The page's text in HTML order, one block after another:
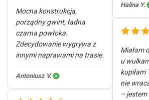
Mocna konstrukcja,
porządny gwint, ładna
czarna powłoka.
Zdecydowanie wygrywa z
innymi naprawami na trasie.
Antoniusz V.
Halina Y.
Miałam
u
kupiłam
nie
– jestem